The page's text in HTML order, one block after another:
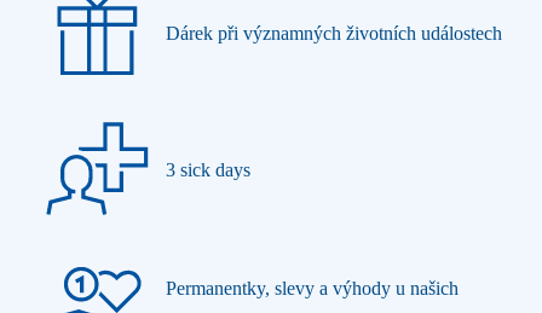
Dárek při významných životních událostech
3 sick days
Permanentky, slevy a výhody u našich